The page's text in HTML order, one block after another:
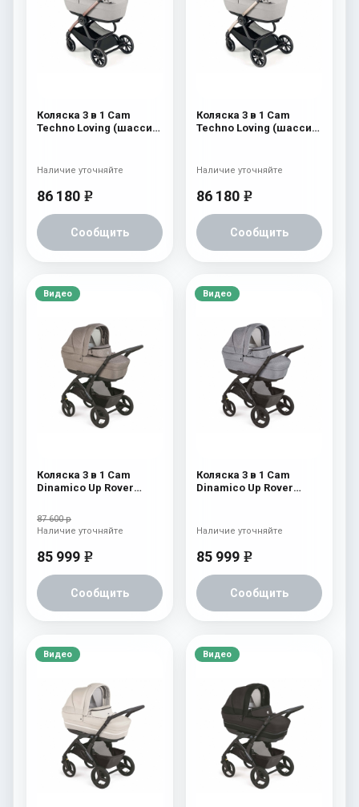
Коляска 3 в 1 Cam
Techno Loving (шасси
86 180 e
Сообщить
Наличие уточняйте
Коляска 3 в 1 Cam
Techno Loving (шасси
86 180 e
Сообщить
Наличие уточняйте
Видео
Коляска 3 в 1 Cam
Dinamico Up Rover
87 600 р
85 999 e
Сообщить
Наличие уточняйте
Видео
Коляска 3 в 1 Cam
Dinamico Up Rover
85 999 e
Сообщить
Наличие уточняйте
Видео Видео